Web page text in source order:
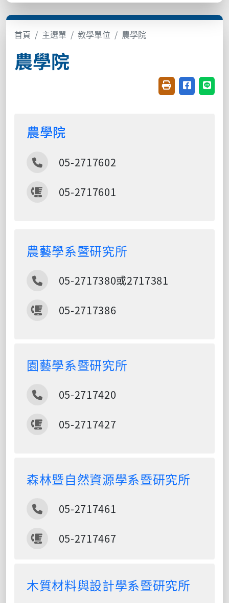
首頁 主選單 教學單位 農學院
農學院
友善列印(開新視
分享至臉書
分享
農學院
電話
05-2717602
傳真05-2717601
農藝學系暨研究所
電話
05-2717380或2717381
傳真
05-2717386
園藝學系暨研究所
電話
05-2717420
傳真
05-2717427
森林暨自然資源學系暨研究所
電話
05-2717461
傳真
05-2717467
木質材料與設計學系暨研究所